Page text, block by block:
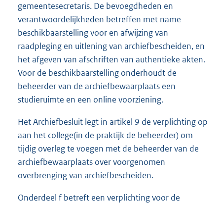
gemeentesecretaris. De bevoegdheden en
verantwoordelijkheden betreffen met name
beschikbaarstelling voor en afwijzing van
raadpleging en uitlening van archiefbescheiden, en
het afgeven van afschriften van authentieke akten.
Voor de beschikbaarstelling onderhoudt de
beheerder van de archiefbewaarplaats een
studieruimte en een online voorziening.
Het Archiefbesluit legt in artikel 9 de verplichting op
aan het college(in de praktijk de beheerder) om
tijdig overleg te voegen met de beheerder van de
archiefbewaarplaats over voorgenomen
overbrenging van archiefbescheiden.
Onderdeel f betreft een verplichting voor de